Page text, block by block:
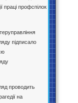
праці профспілок
підписало
проводить
на